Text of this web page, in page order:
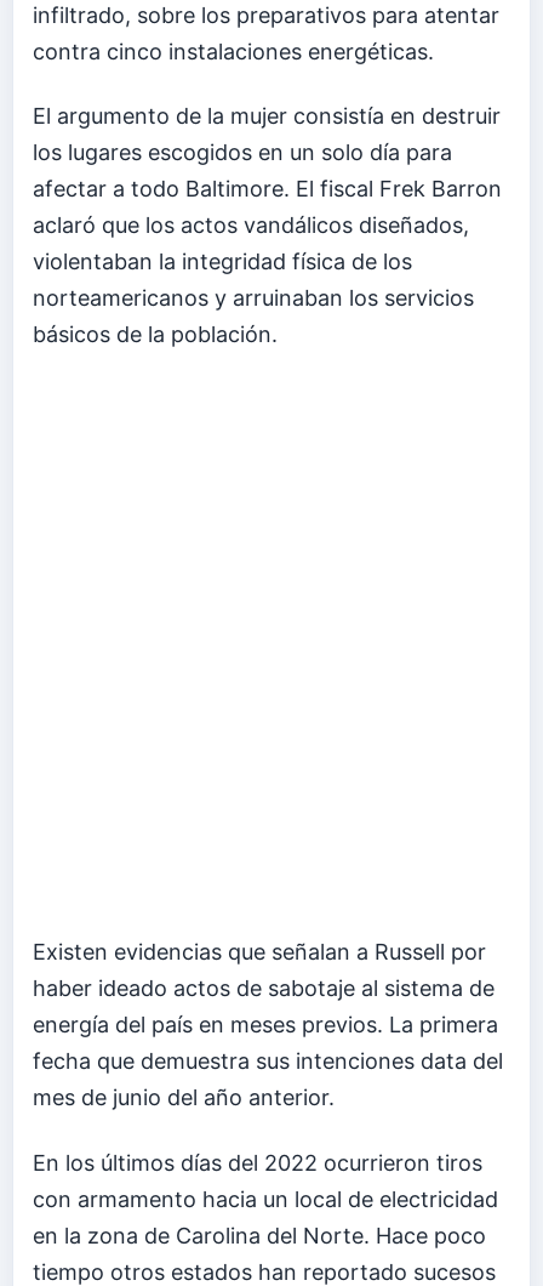
infiltrado, sobre los preparativos para atentar
contra cinco instalaciones energéticas.
El argumento de la mujer consistía en destruir
los lugares escogidos en un solo día para
afectar a todo Baltimore. El fiscal Frek Barron
aclaró que los actos vandálicos diseñados,
violentaban la integridad física de los
norteamericanos y arruinaban los servicios
básicos de la población.
Existen evidencias que señalan a Russell por
haber ideado actos de sabotaje al sistema de
energía del país en meses previos. La primera
fecha que demuestra sus intenciones data del
mes de junio del año anterior.
En los últimos días del 2022 ocurrieron tiros
con armamento hacia un local de electricidad
en la zona de Carolina del Norte. Hace poco
tiempo otros estados han reportado sucesos